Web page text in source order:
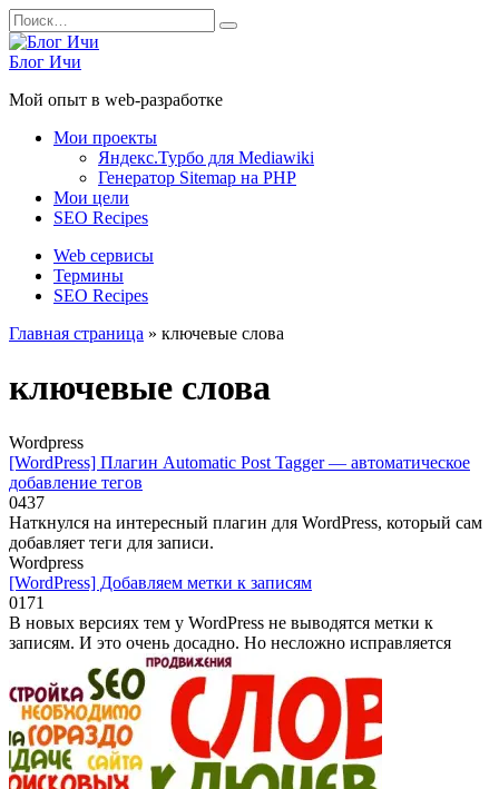
Перейти
к
содержанию
Search
for:
Блог Ичи
Мой опыт в web-разработке
Мои проекты
Яндекс.Турбо для Mediawiki
Генератор Sitemap на PHP
Мои цели
SEO Recipes
Web сервисы
Термины
SEO Recipes
Главная страница » ключевые слова
ключевые слова
Wordpress
[WordPress] Плагин Automatic Post Tagger — автоматическое
добавление тегов
0437
Наткнулся на интересный плагин для WordPress, который сам
добавляет теги для записи.
Wordpress
[WordPress] Добавляем метки к записям
0171
В новых версиях тем у WordPress не выводятся метки к
записям. И это очень досадно. Но несложно исправляется